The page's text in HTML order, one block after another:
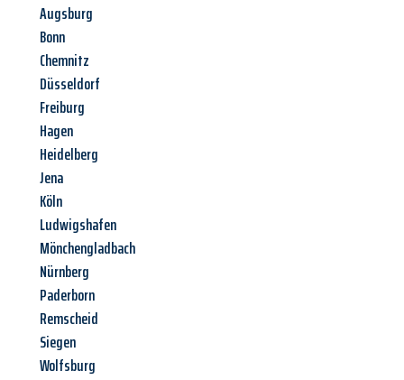
Augsburg
Bonn
Chemnitz
Düsseldorf
Freiburg
Hagen
Heidelberg
Jena
Köln
Ludwigshafen
Mönchengladbach
Nürnberg
Paderborn
Remscheid
Siegen
Wolfsburg